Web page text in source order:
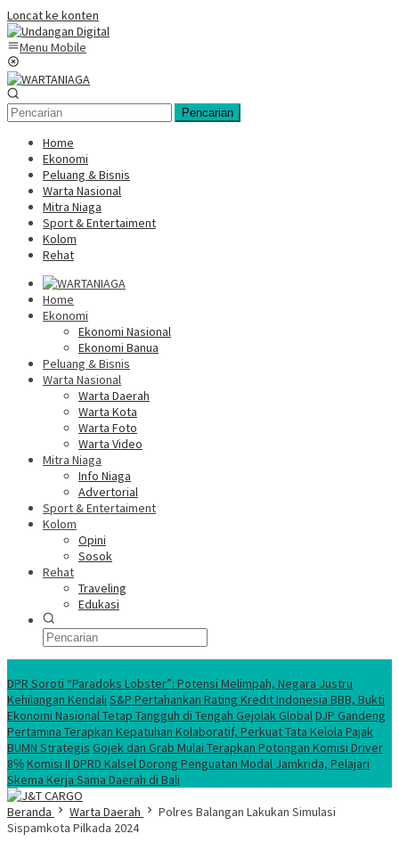
Loncat ke konten
Menu Mobile
Pencarian
Home
Ekonomi
Peluang & Bisnis
Warta Nasional
Mitra Niaga
Sport & Entertaiment
Kolom
Rehat
Home
Ekonomi
Ekonomi Nasional
Ekonomi Banua
Peluang & Bisnis
Warta Nasional
Warta Daerah
Warta Kota
Warta Foto
Warta Video
Mitra Niaga
Info Niaga
Advertorial
Sport & Entertaiment
Kolom
Opini
Sosok
Rehat
Traveling
Edukasi
DPR Soroti “Paradoks Lobster”: Potensi Melimpah, Negara Justru
Kehilangan Kendali S&P Pertahankan Rating Kredit Indonesia BBB, Bukti
Ekonomi Nasional Tetap Tangguh di Tengah Gejolak GlobalDJP Gandeng
Pertamina Terapkan Kepatuhan Kolaboratif, Perkuat Tata Kelola Pajak
BUMN Strategis Gojek dan Grab Mulai Terapkan Potongan Komisi Driver
8℅Komisi II DPRD Kalsel Dorong Penguatan Modal Jamkrida, Pelajari
Skema Kerja Sama Daerah di Bali
Beranda
Warta Daerah
Polres Balangan Lakukan Simulasi
Sispamkota Pilkada 2024